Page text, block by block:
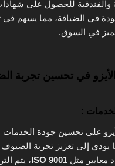
والفندقية للحصول على
في الضيافة، مما يسهم في
في السوق.
في تحسين تجربة
على تحسين جودة الخدمات
يؤدي إلى تعزيز تجربة
معايير مثل ISO 9001، يتم